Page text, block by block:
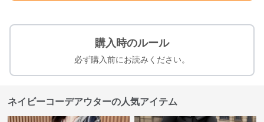
購入時のルール
必ず購入前にお読みください。
ネイビーコーデアウターの人気アイテム